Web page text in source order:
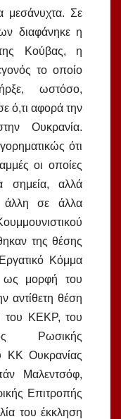
μεσάνυχτα. Σε
διαφάνηκε η
Κούβας, η
το οποίο
ωστόσο,
ό,τι αφορά την
Ουκρανία.
ότι
οι οποίες
σημεία, αλλά
άλλη σε άλλα
της θέσης
Κόμμα
ως μορφή του
αντίθετη θέση
του ΚΕΚΡ, του
Ρωσικής
ΚΚ Ουκρανίας
Μαλεντσόφ,
Επιτροπής
του έκκληση